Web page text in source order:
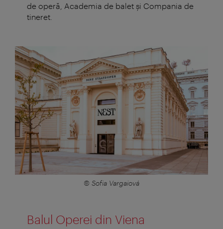
de operă, Academia de balet și Compania de
tineret.
© Sofia Vargaiová
Balul Operei din Viena